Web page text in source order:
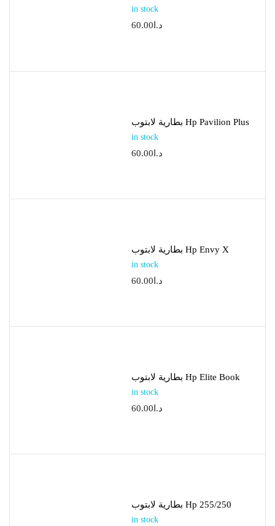
in stock
د.ا 60.00
بطارية لابتوب Hp Pavilion Plus
in stock
د.ا60.00
بطارية لابتوب Hp Envy X
in stock
د.ا 60.00
بطارية لابتوب Hp Elite Book
in stock
د.ا 60.00
بطارية لابتوب Hp 255/250
in stock